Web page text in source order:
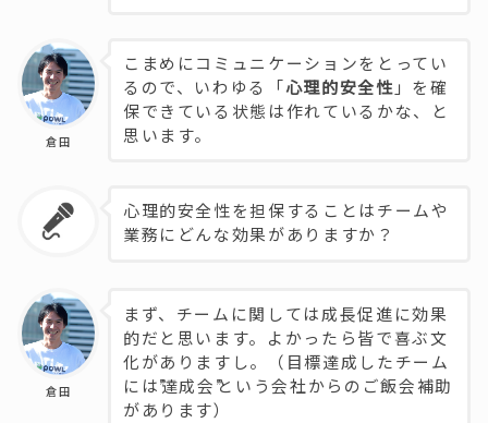
倉田
こまめにコミュニケーションをとってい
るので、いわゆる「 心理的安全性 」を確
保できている状態は作れているかな、と
思います。
心理的安全性を担保することはチームや
業務にどんな効果がありますか？
倉田
まず、チームに関しては成長促進に効果
的だと思います。よかったら皆で喜ぶ文
化がありますし。（目標達成したチーム
には”達成会”という会社からのご飯会補助
があります）